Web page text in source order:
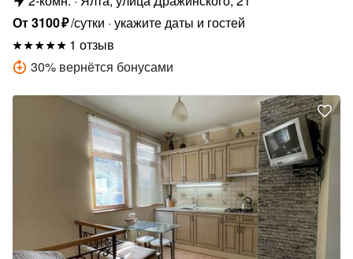
От3100₽/сутки укажите даты и гостей
1 отзыв
30% вернётся бонусами